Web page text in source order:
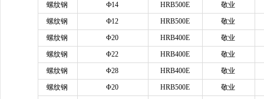
螺纹钢
Ф14 HRB500E
敬业
螺纹钢
Ф12 HRB500E
敬业
螺纹钢
Φ20 HRB400E
敬业
螺纹钢
Φ22 HRB400E
敬业
螺纹钢
Φ28 HRB400E
敬业
螺纹钢
Φ20 HRB500E
敬业